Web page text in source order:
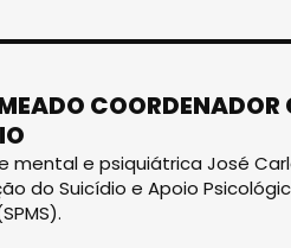
mental e psiquiátrica José
do Suicídio e Apoio